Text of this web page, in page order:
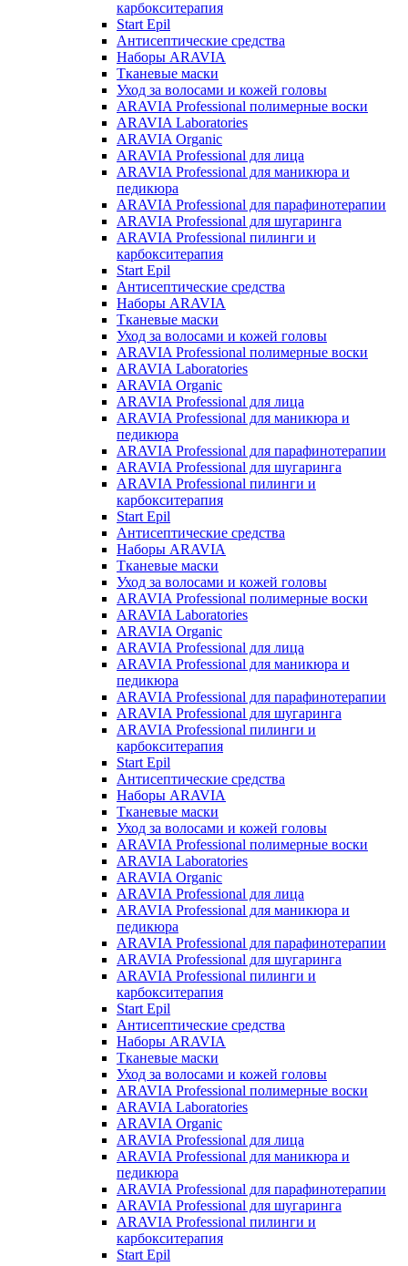
карбокситерапия
Start Epil
Антисептические средства
Наборы ARAVIA
Тканевые маски
Уход за волосами и кожей головы
ARAVIA Professional полимерные воски
ARAVIA Laboratories
ARAVIA Organic
ARAVIA Professional для лица
ARAVIA Professional для маникюра и
педикюра
ARAVIA Professional для парафинотерапии
ARAVIA Professional для шугаринга
ARAVIA Professional пилинги и
карбокситерапия
Start Epil
Антисептические средства
Наборы ARAVIA
Тканевые маски
Уход за волосами и кожей головы
ARAVIA Professional полимерные воски
ARAVIA Laboratories
ARAVIA Organic
ARAVIA Professional для лица
ARAVIA Professional для маникюра и
педикюра
ARAVIA Professional для парафинотерапии
ARAVIA Professional для шугаринга
ARAVIA Professional пилинги и
карбокситерапия
Start Epil
Антисептические средства
Наборы ARAVIA
Тканевые маски
Уход за волосами и кожей головы
ARAVIA Professional полимерные воски
ARAVIA Laboratories
ARAVIA Organic
ARAVIA Professional для лица
ARAVIA Professional для маникюра и
педикюра
ARAVIA Professional для парафинотерапии
ARAVIA Professional для шугаринга
ARAVIA Professional пилинги и
карбокситерапия
Start Epil
Антисептические средства
Наборы ARAVIA
Тканевые маски
Уход за волосами и кожей головы
ARAVIA Professional полимерные воски
ARAVIA Laboratories
ARAVIA Organic
ARAVIA Professional для лица
ARAVIA Professional для маникюра и
педикюра
ARAVIA Professional для парафинотерапии
ARAVIA Professional для шугаринга
ARAVIA Professional пилинги и
карбокситерапия
Start Epil
Антисептические средства
Наборы ARAVIA
Тканевые маски
Уход за волосами и кожей головы
ARAVIA Professional полимерные воски
ARAVIA Laboratories
ARAVIA Organic
ARAVIA Professional для лица
ARAVIA Professional для маникюра и
педикюра
ARAVIA Professional для парафинотерапии
ARAVIA Professional для шугаринга
ARAVIA Professional пилинги и
карбокситерапия
Start Epil